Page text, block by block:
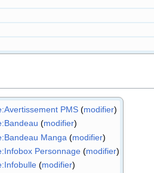
PMS(modifier)
(modifier)
Manga (modifier)
Personnage(modifier)
(modifier)